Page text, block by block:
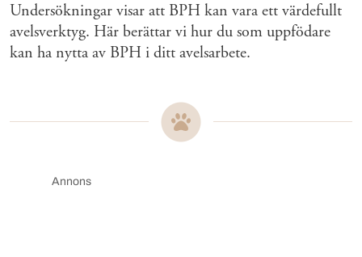
Undersökningar visar att BPH kan vara ett värdefullt
avelsverktyg. Här berättar vi hur du som uppfödare
kan ha nytta av BPH i ditt avelsarbete.
Annons